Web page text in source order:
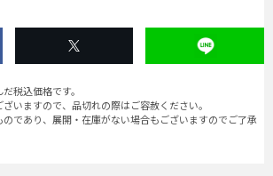
税込価格です。
いますので、品切れの際はご容赦ください。
であり、展開・在庫がない場合もございますのでご了承